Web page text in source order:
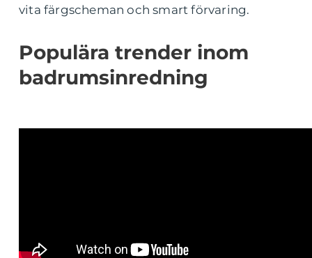
vita färgscheman och smart förvaring.
Populära trender inom
badrumsinredning